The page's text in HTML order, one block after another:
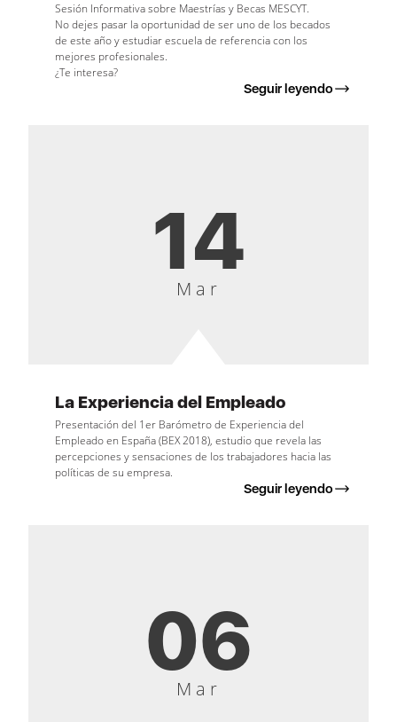
Sesión Informativa sobre Maestrías y Becas MESCYT.
No dejes pasar la oportunidad de ser uno de los becados
de este año y estudiar escuela de referencia con los
mejores profesionales.
¿Te interesa?
Seguir leyendo
14
Mar
La Experiencia del Empleado
Presentación del 1er Barómetro de Experiencia del
Empleado en España (BEX 2018), estudio que revela las
percepciones y sensaciones de los trabajadores hacia las
políticas de su empresa.
Seguir leyendo
06
Mar